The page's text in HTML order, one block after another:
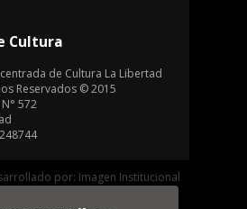
Cultura
de Cultura La Libertad
Reservados © 2015
572
por: Imagen Institucional